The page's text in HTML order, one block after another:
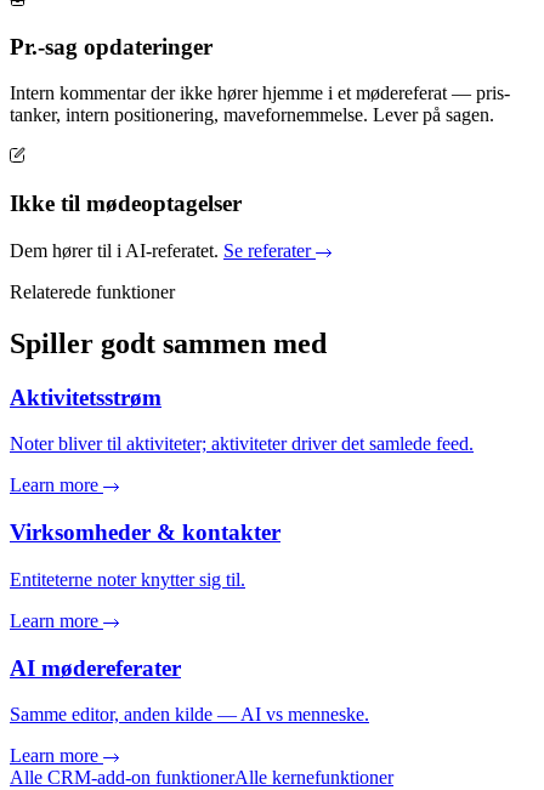
Pr.-sag opdateringer
Intern kommentar der ikke hører hjemme i et mødereferat — pris-
tanker, intern positionering, mavefornemmelse. Lever på sagen.
Ikke til mødeoptagelser
Dem hører til i AI-referatet. Se referater
Relaterede funktioner
Spiller godt sammen med
Aktivitetsstrøm
Noter bliver til aktiviteter; aktiviteter driver det samlede feed.
Learn more
Virksomheder & kontakter
Entiteterne noter knytter sig til.
Learn more
AI mødereferater
Samme editor, anden kilde — AI vs menneske.
Learn more
Alle CRM-add-on funktionerAlle kernefunktioner